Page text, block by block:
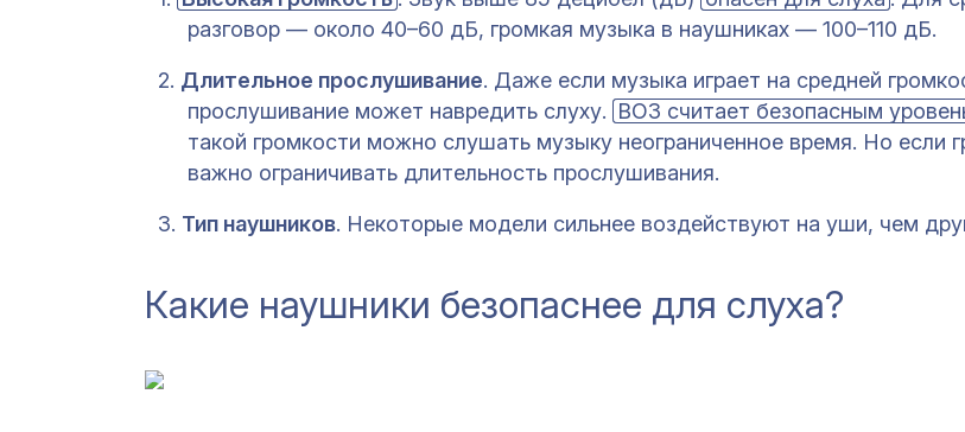
разговор — около 40–60 дБ, громкая музыка в наушниках — 100–110 дБ.
Длительное прослушивание. Даже если музыка играет на средней
прослушивание может навредить слуху. ВОЗ считает безопасным
такой громкости можно слушать музыку неограниченное время. Но если
важно ограничивать длительность прослушивания.
Тип наушников. Некоторые модели сильнее воздействуют на уши, чем
Какие наушники безопаснее для слуха?